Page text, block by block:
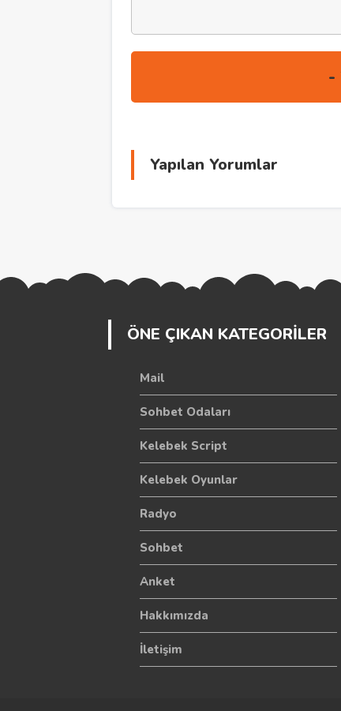
Yapılan Yorumlar
ÖNE ÇIKAN KATEGORİLER
Mail
Sohbet Odaları
Kelebek Script
Kelebek Oyunlar
Radyo
Sohbet
Anket
Hakkımızda
İletişim